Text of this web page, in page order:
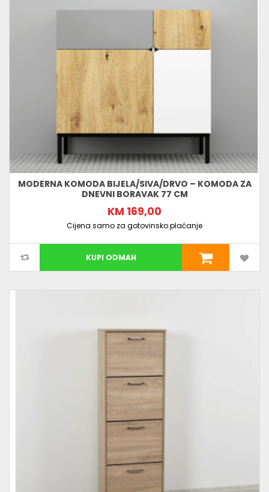
MODERNA KOMODA BIJELA/SIVA/DRVO – KOMODA ZA
DNEVNI BORAVAK 77 CM
KM 169,00
Cijena samo za gotovinsko plaćanje
KUPI ODMAH